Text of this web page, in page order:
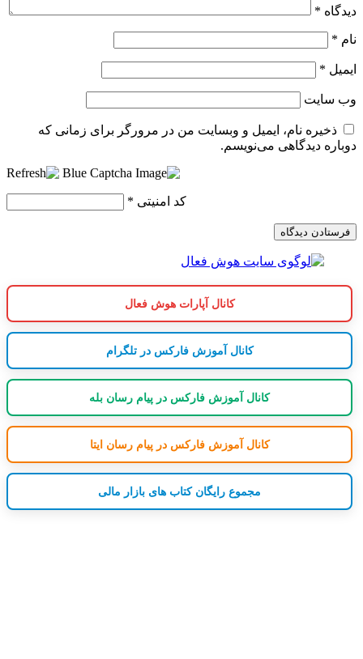
دیدگاه *
نام *
ایمیل *
وب‌ سایت
ذخیره نام، ایمیل و وبسایت من در مرورگر برای زمانی که
دوباره دیدگاهی می‌نویسم.
کد امنیتی *
کانال آپارات هوش فعال
کانال آموزش فارکس در تلگرام
کانال آموزش فارکس در پیام رسان بله
کانال آموزش فارکس در پیام رسان ایتا
مجموع رایگان کتاب های بازار مالی